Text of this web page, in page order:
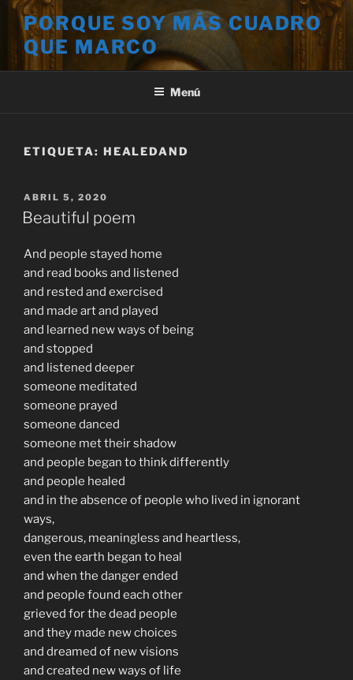
Saltar
contenido
PORQUE SOY MÁS CUADRO
QUE MARCO
Menú
ETIQUETA: HEALEDAND
PUBLICADO
EL
ABRIL 5, 2020
Beautiful poem
And people stayed home
and read books and listened
and rested and exercised
and made art and played
and learned new ways of being
and stopped
and listened deeper
someone meditated
someone prayed
someone danced
someone met their shadow
and people began to think differently
and people healed
and in the absence of people who lived in ignorant
ways,
dangerous, meaningless and heartless,
even the earth began to heal
and when the danger ended
and people found each other
grieved for the dead people
and they made new choices
and dreamed of new visions
and created new ways of life